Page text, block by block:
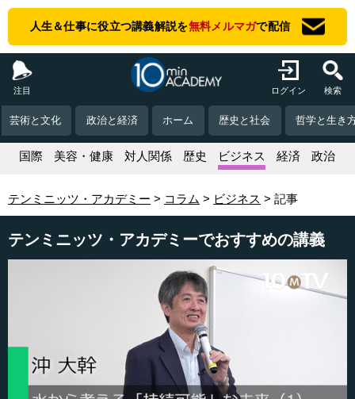
人生＆仕事に役立つ講義解説を無料メルマガで配信
注目 ログイン 検索
芸術と文化 政治と経済 ホーム 歴史と社会 哲学と生き
国際 美容・健康 対人関係 歴史 ビジネス 経済 政治
テンミニッツ・アカデミー コラム ビジネス 記事
テンミニッツ・アカデミーでおすすめの講義